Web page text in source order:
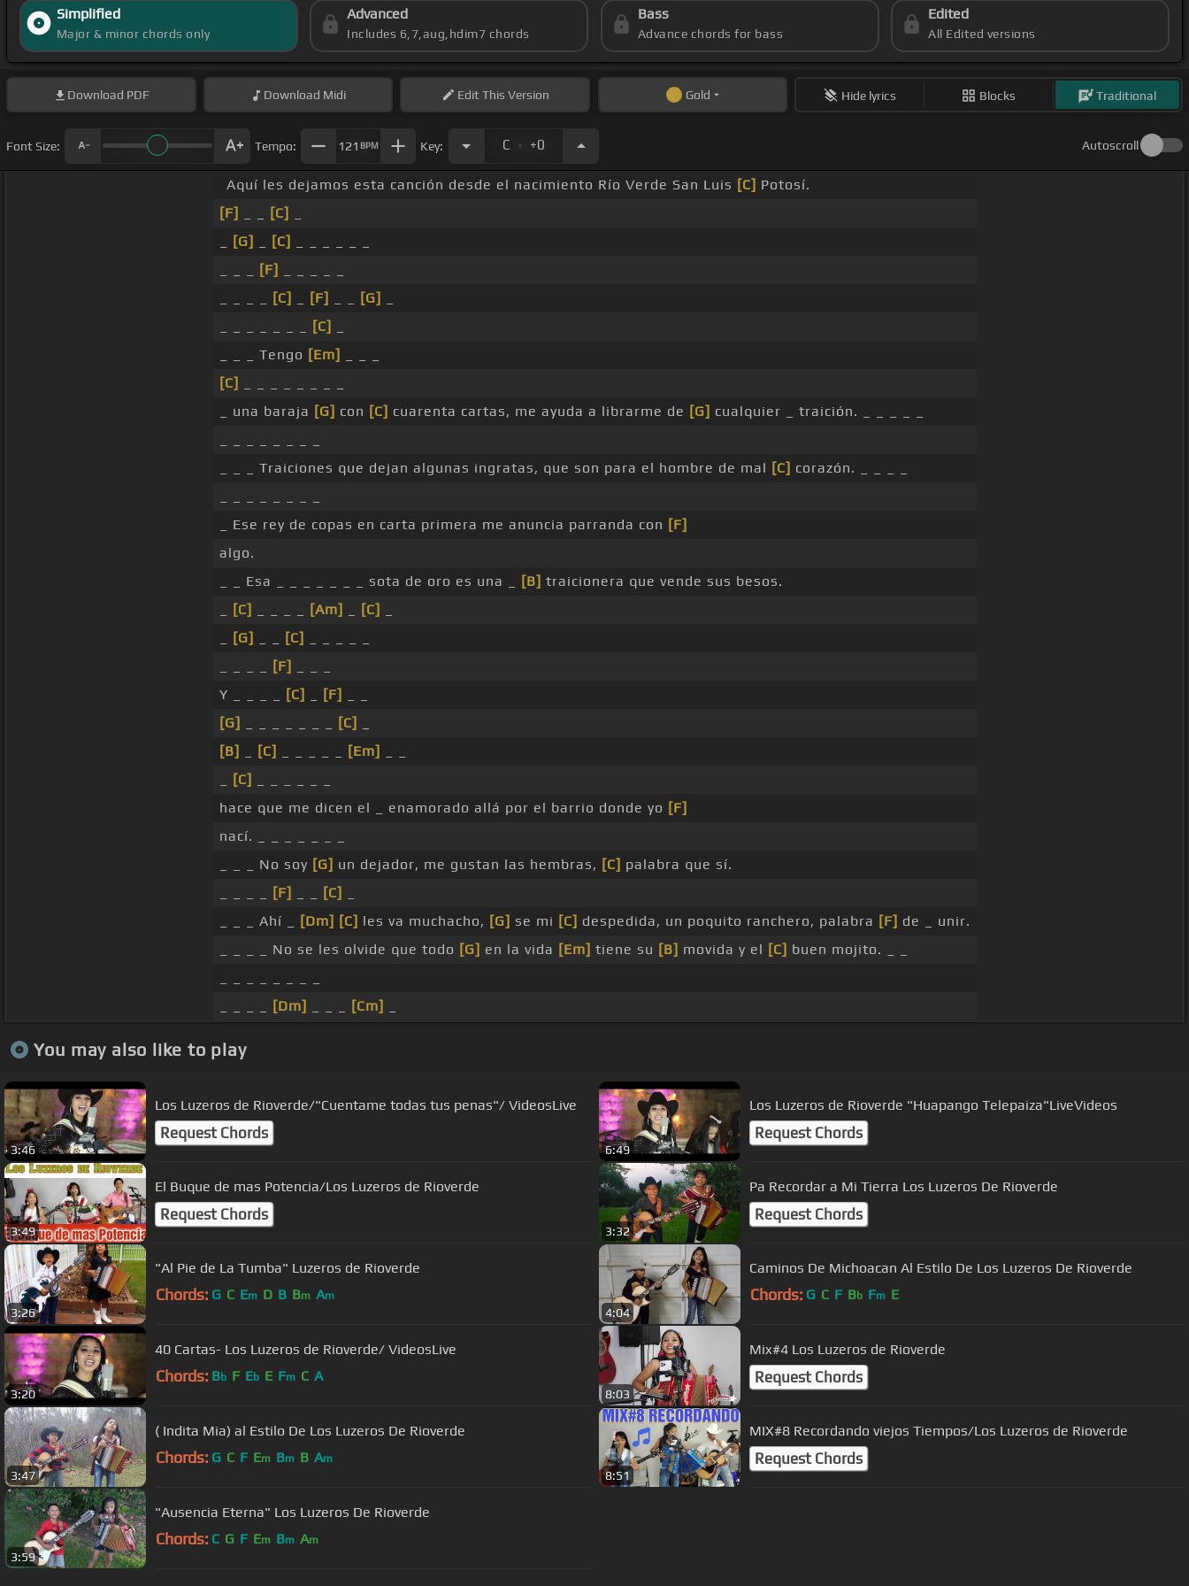
Simplified
Major & minor chords only
Advanced
Includes 6,7,aug,hdim7 chords
Bass
Advance chords for bass
Edited
All Edited versions
Download PDF Download Midi EditThis Version Gold Hide lyrics Blocks Traditional
Font Size: Tempo: 121 BPM Key: C . +0 Autoscroll
Aquí les dejamos esta canción desde el nacimiento Río Verde San Luis [C] Potosí.
[F]
[C]
[G] [C]
[F]
[C] [F] [G]
[C]
_ _ _ Tengo [Em]
[C]
_ una baraja [G] con [C] cuarenta cartas, me ayuda a librarme de [G] cualquier _ traición. _ _ _ _ _
_ _ _ Traiciones que dejan algunas ingratas, que son para el hombre de mal [C] corazón. _ _ _ _
_ Ese rey de copas en carta primera me anuncia parranda con [F]
algo.
_ _ Esa _ _ _ _ _ _ _ sota de oro es una _
[B] traicionera que vende sus besos.
[C] [Am] [C]
[G] [C]
[F]
Y _ _ _ _
[C] [F]
[G]
[C]
[B]
[C] [Em]
[C]
hace que me dicen el _ enamorado allá por el barrio donde yo [F]
nací. _ _ _ _ _ _ _
_ _ _ No soy [G] un dejador, me gustan las hembras, [C] palabra que sí.
[F] [C]
_ _ _ Ahí _
[Dm] [C] les va muchacho, [G] se mi [C] despedida, un poquito ranchero, palabra [F] de _ unir.
_ _ _ _ No se les olvide que todo [G] en la vida [Em] tiene su [B] movida y el [C] buen mojito. _ _
[Dm] [Cm]
You may also like to play
3:46
Los Luzeros de Rioverde/"Cuentame todas tus penas"/ VideosLive
Request Chords
6:49
Los Luzeros de Rioverde "Huapango Telepaiza"LiveVideos
Request Chords
3:49
El Buque de mas Potencia/Los Luzeros de Rioverde
Request Chords
3:32
Pa Recordar a Mi Tierra Los Luzeros De Rioverde
Request Chords
3:26
"Al Pie de La Tumba" Luzeros de Rioverde
Chords: G C Em D B Bm Am
4:04
Caminos De Michoacan Al Estilo De Los Luzeros De Rioverde
Chords: G C F Bb Fm E
3:20
40 Cartas- Los Luzeros de Rioverde/ VideosLive
Chords: Bb F Eb E Fm C A
8:03
Mix#4 Los Luzeros de Rioverde
Request Chords
3:47
( Indita Mia) al Estilo De Los Luzeros De Rioverde
Chords: G C F Em Bm B Am
8:51
MIX#8 Recordando viejos Tiempos/Los Luzeros de Rioverde
Request Chords
3:59
"Ausencia Eterna" Los Luzeros De Rioverde
Chords: C G F Em Bm Am